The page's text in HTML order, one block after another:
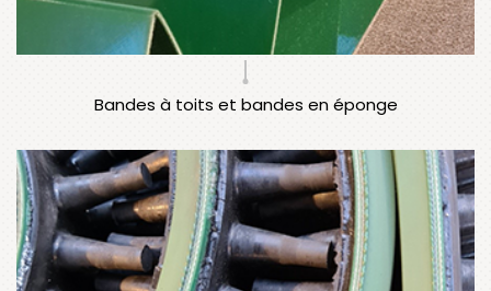
Bandes à toits et bandes en éponge